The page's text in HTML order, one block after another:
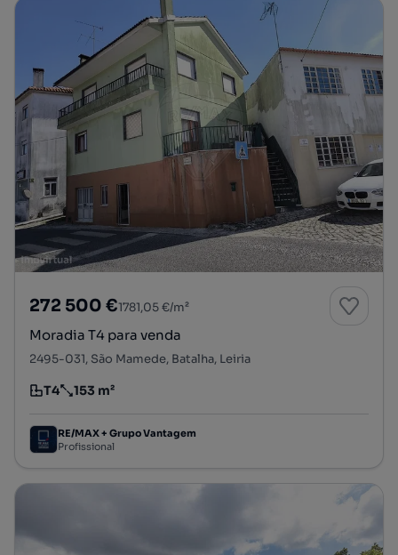
272 500 €1781,05 €/m²
Moradia T4 para venda
2495-031, São Mamede, Batalha, Leiria
Tipologia
T4
Preço por metro quadrado
153 m²
RE/MAX + Grupo Vantagem
Profissional